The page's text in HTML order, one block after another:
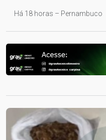
Há 18 horas – Pernambuco